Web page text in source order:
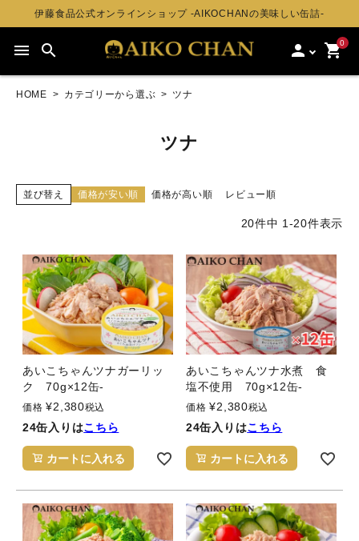
伊藤食品公式オンラインショップ -AIKOCHANの美味しい缶詰-
menu search person 0
shopping_cart
HOME カテゴリーから選ぶ ツナ
ツナ
並び替え 価格が安い順 価格が高い順 レビュー順
20件中 1 -20件表示
あいこちゃんツナガーリッ
ク 70g×12缶-
価格 ¥2,380税込
24缶入りはこちら
カートに入れる
あいこちゃんツナ水煮 食
塩不使用 70g×12缶-
価格 ¥2,380税込
24缶入りはこちら
カートに入れる